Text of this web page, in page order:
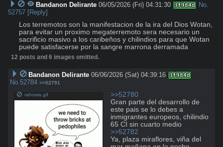
Bandanon Delirante 06/05/2026 (Fri) 04:31:30 3f984d
No.
52757 [Reply]
Los terremotos son la manifestacion de la ira del Dios Wotan,
para evitar un proximo megaterremoto sera necesario un
sacrificio masivo a los caribeños y chilindios para que Wotan
puede satisfacerse por la sangre marrona derramada
12 posts and 6 images omitted.
Bandanon Delirante 06/06/2026 (Sat) 04:39:16 3f984d
No. 52784 >>52791
rahowa.gif
>>52780
Gran parte del desarrollo de
este pais se lo debes a
inmigrantes europeos, chilindio
>>52782
Ya, plaza miraflores, viña del